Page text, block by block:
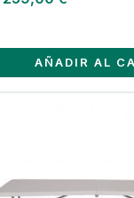
era:
269,00 €.
es:
259,00 €.
AÑADIR AL